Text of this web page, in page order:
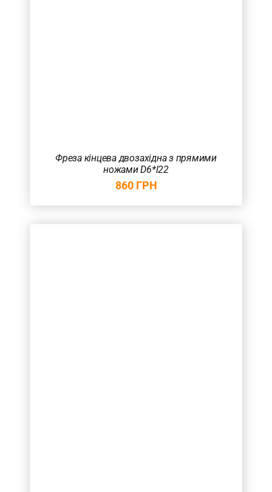
Фреза кінцева двозахідна з прямими
ножами D6*l22
860 ГРН